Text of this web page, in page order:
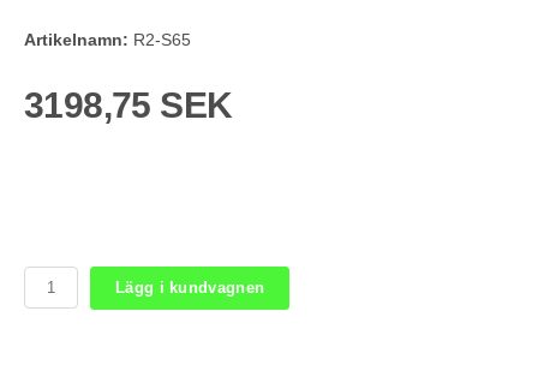
Artikelnamn: R2-S65
3198,75 SEK
Lägg i kundvagnen